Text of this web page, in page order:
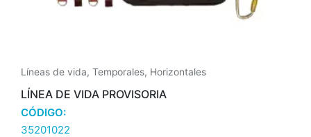
Líneas de vida, Temporales, Horizontales
LÍNEA DE VIDA PROVISORIA
CÓDIGO:
35201022